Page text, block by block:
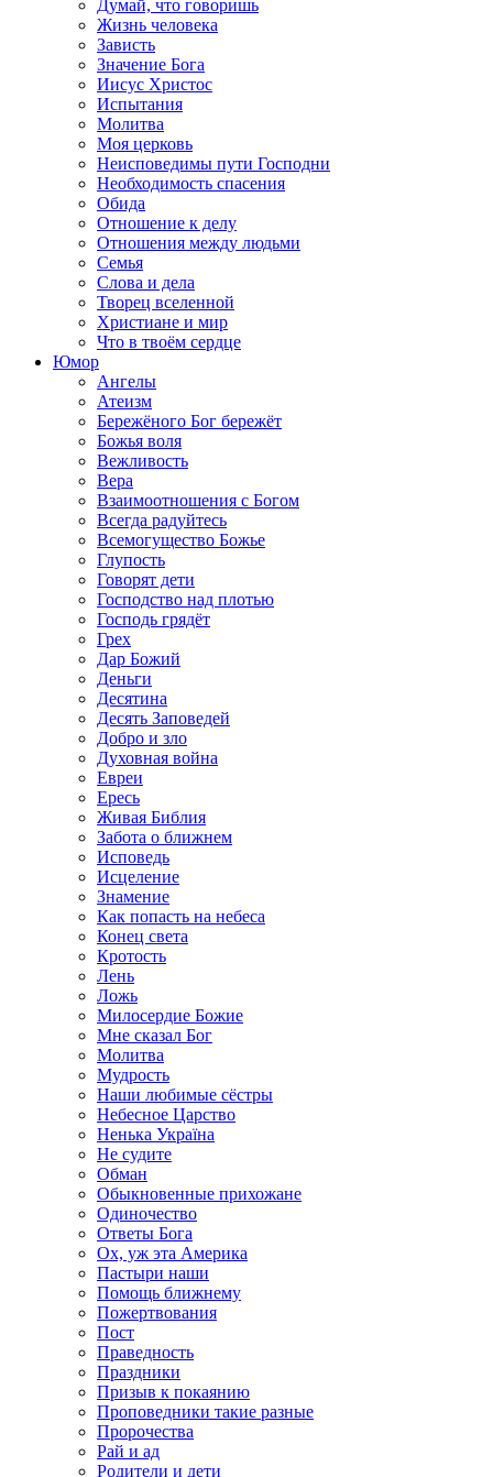
Думай, что говоришь
Жизнь человека
Зависть
Значение Бога
Иисус Христос
Испытания
Молитва
Моя церковь
Неисповедимы пути Господни
Необходимость спасения
Обида
Отношение к делу
Отношения между людьми
Семья
Слова и дела
Творец вселенной
Христиане и мир
Что в твоём сердце
Юмор
Ангелы
Атеизм
Бережёного Бог бережёт
Божья воля
Вежливость
Вера
Взаимоотношения с Богом
Всегда радуйтесь
Всемогущество Божье
Глупость
Говорят дети
Господство над плотью
Господь грядёт
Грех
Дар Божий
Деньги
Десятина
Десять Заповедей
Добро и зло
Духовная война
Евреи
Ересь
Живая Библия
Забота о ближнем
Исповедь
Исцеление
Знамение
Как попасть на небеса
Конец света
Кротость
Лень
Ложь
Милосердие Божие
Мне сказал Бог
Молитва
Мудрость
Наши любимые сёстры
Небесное Царство
Ненька Україна
Не судите
Обман
Обыкновенные прихожане
Одиночество
Ответы Бога
Ох, уж эта Америка
Пастыри наши
Помощь ближнему
Пожертвования
Пост
Праведность
Праздники
Призыв к покаянию
Проповедники такие разные
Пророчества
Рай и ад
Родители и дети